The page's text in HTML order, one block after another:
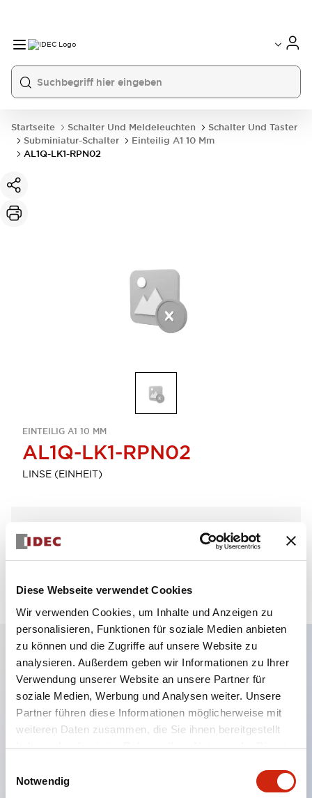
Diese Webseite verwendet Cookies
Wir verwenden Cookies, um Inhalte und Anzeigen zu
personalisieren, Funktionen für soziale Medien anbieten
zu können und die Zugriffe auf unsere Website zu
analysieren. Außerdem geben wir Informationen zu Ihrer
Verwendung unserer Website an unsere Partner für
soziale Medien, Werbung und Analysen weiter. Unsere
Partner führen diese Informationen möglicherweise mit
weiteren Daten zusammen, die Sie ihnen bereitgestellt
haben oder die sie im Rahmen Ihrer Nutzung der Dienste
Notwendig
Startseite Schalter Und Meldeleuchten
Schalter Und Taster
Subminiatur-Schalter
Einteilig A1 10 Mm
AL1Q-LK1-RPN02
EINTEILIG A1 10 MM
AL1Q-LK1-RPN02
LINSE (EINHEIT)
zum Zitat hinzufügen
Hauptmerkmale
Verbesserte Bedienbarkeit durch Rückterminal-
Methode
Flache Anschlussfläche mit einheitlicher
Gehäuselänge von 22 mm in der gesamten Serie